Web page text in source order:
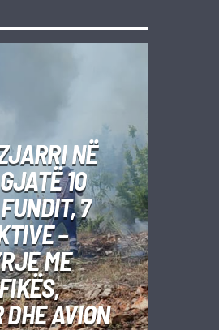
NË
10
7
–
ME
AVION